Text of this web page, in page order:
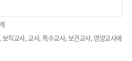
직교사, 교사, 특수교사, 보건교사, 영양교사에